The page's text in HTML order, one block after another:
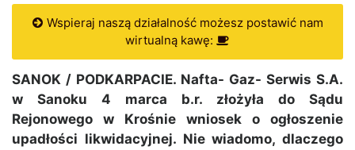
Wspieraj naszą działalność możesz postawić nam
wirtualną kawę:
SANOK / PODKARPACIE. Nafta- Gaz- Serwis S.A.
w Sanoku 4 marca b.r. złożyła do Sądu
Rejonowego w Krośnie wniosek o ogłoszenie
upadłości likwidacyjnej. Nie wiadomo, dlaczego